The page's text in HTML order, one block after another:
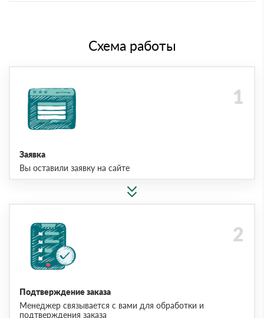
Схема работы
Заявка
Вы оставили заявку на сайте
Подтверждение заказа
Менеджер связывается с вами для обработки и
подтверждения заказа